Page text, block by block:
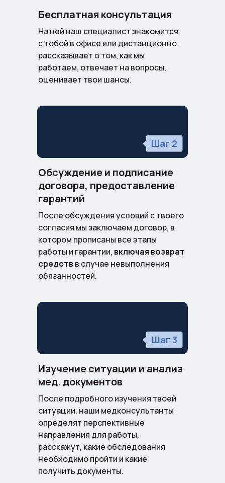
Бесплатная консультация
На ней наш специалист знакомится
с тобой в офисе или дистанционно,
рассказывает о том, как мы
работаем, отвечает на вопросы,
оценивает твои шансы.
Обсуждение и подписание
договора, предоставление
гарантий
После обсуждения условий с твоего
согласия мы заключаем договор, в
котором прописаны все этапы
работы и гарантии, включая возврат
средств в случае невыполнения
обязанностей.
Изучение ситуации и анализ
мед. документов
После подробного изучения твоей
ситуации, наши медконсультанты
определят перспективные
направления для работы,
расскажут, какие обследования
необходимо пройти и какие
получить документы.
Шаг 2
Шаг 3